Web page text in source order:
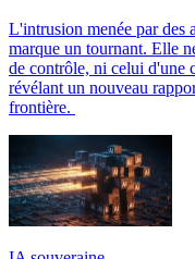
L'intrusion menée par
marque un tournant. Elle
de contrôle, ni celui d'une
révélant un nouveau
frontière.